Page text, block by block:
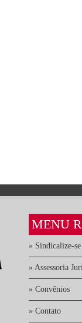
MENU
» Sindicalize-se
» Assessoria
» Convênios
» Contato